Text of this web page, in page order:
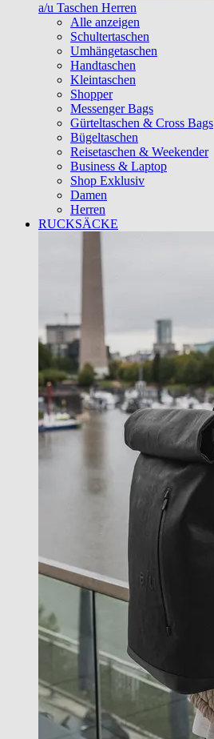
a/u Taschen Herren
Alle anzeigen
Schultertaschen
Umhängetaschen
Handtaschen
Kleintaschen
Shopper
Messenger Bags
Gürteltaschen & Cross Bags
Bügeltaschen
Reisetaschen & Weekender
Business & Laptop
Shop Exklusiv
Damen
Herren
RUCKSÄCKE